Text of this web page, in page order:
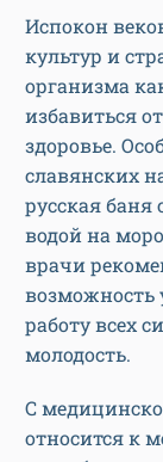
Испокон
культур и
организма
избавиться
здоровье.
славянских
русская баня
водой на
врачи
возможность
работу всех
молодость.
С
относится к